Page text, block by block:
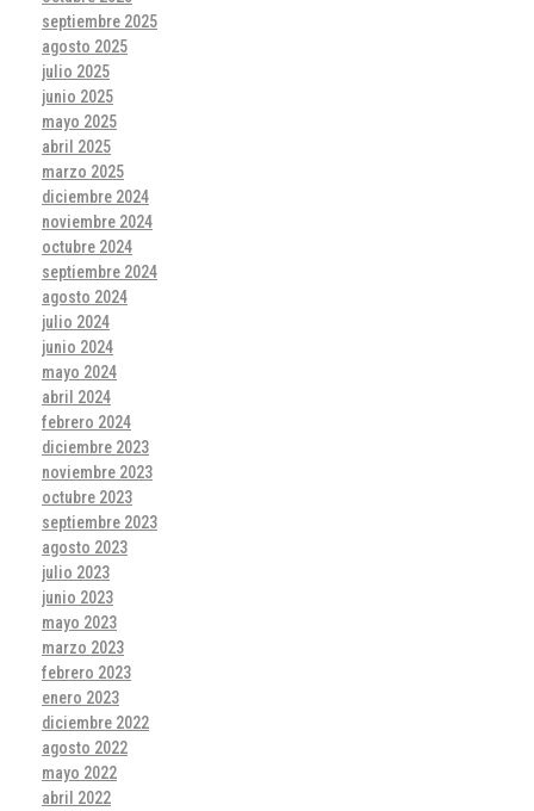
septiembre 2025
agosto 2025
julio 2025
junio 2025
mayo 2025
abril 2025
marzo 2025
diciembre 2024
noviembre 2024
octubre 2024
septiembre 2024
agosto 2024
julio 2024
junio 2024
mayo 2024
abril 2024
febrero 2024
diciembre 2023
noviembre 2023
octubre 2023
septiembre 2023
agosto 2023
julio 2023
junio 2023
mayo 2023
marzo 2023
febrero 2023
enero 2023
diciembre 2022
agosto 2022
mayo 2022
abril 2022